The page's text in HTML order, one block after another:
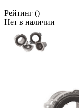
Рейтинг ()
Нет в наличии